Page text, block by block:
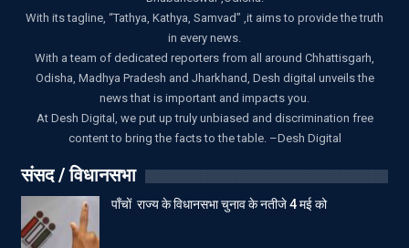
With its tagline, “Tathya, Kathya, Samvad” ,it aims to provide the truth
in every news.
With a team of dedicated reporters from all around Chhattisgarh,
Odisha, Madhya Pradesh and Jharkhand, Desh digital unveils the
news that is important and impacts you.
At Desh Digital, we put up truly unbiased and discrimination free
content to bring the facts to the table. –Desh Digital
संसद / विधानसभा
पाँचों राज्य के विधानसभा चुनाव के नतीजे 4 मई को